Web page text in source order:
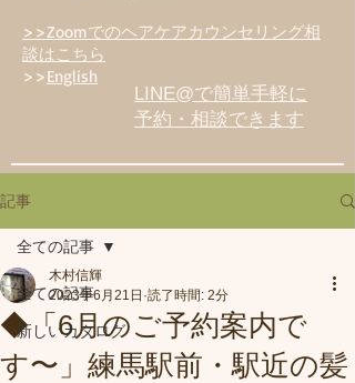
>>Zoomでのヘアケアカウンセリング相
談はこちら
>>English
LINE@で簡単手軽に
予約・相談できます
記事
全ての記事
新しいカタログ
全ての記事
◆「6月のご予約案内で
す〜」練馬駅前・駅近の髪
木村信輝
2023年6月21日 読了時間: 2分